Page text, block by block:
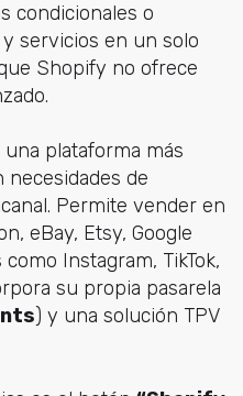
condicionales o
servicios en un solo
Shopify no ofrece
plataforma más
necesidades de
Permite vender en
eBay, Etsy, Google
Instagram, TikTok,
su propia pasarela
) y una solución TPV